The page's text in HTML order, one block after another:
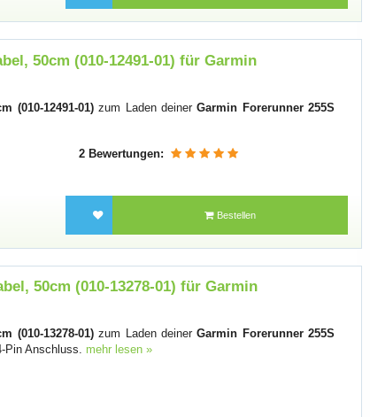
50cm (010-12491-01) für Garmin
(010-12491-01)zum Laden deinerGarmin Forerunner 255S
2 Bewertungen:
Bestellen
50cm (010-13278-01) für Garmin
(010-13278-01)zum Laden deinerGarmin Forerunner 255S
Pin Anschluss. mehr lesen »